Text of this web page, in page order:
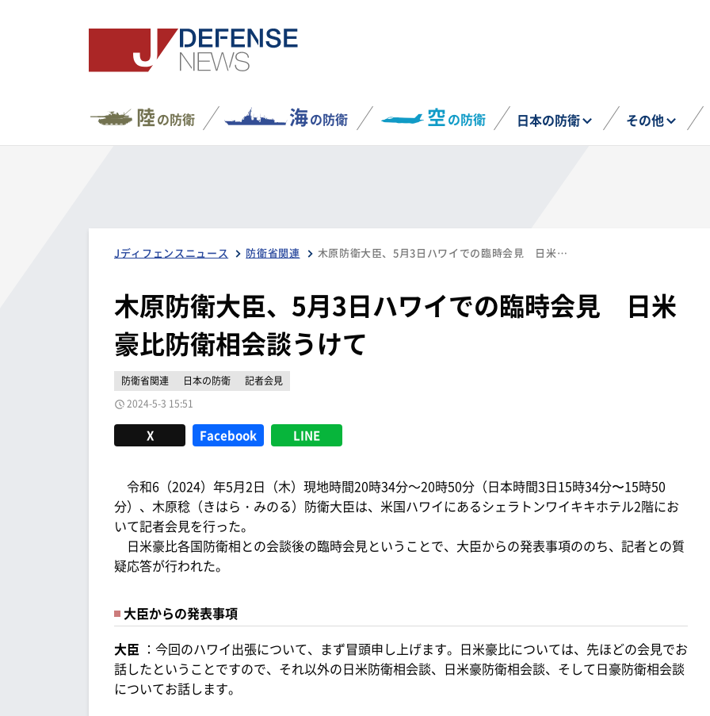
陸の防衛 海の防衛 空の防衛 日本の防衛 その他
Jディフェンスニュース 防衛省関連 木原防衛大臣、5月3日ハワイでの臨時会見 日米豪比防衛相会談うけて
木原防衛大臣、5月3日ハワイでの臨時会見 日米
豪比防衛相会談うけて
防衛省関連 日本の防衛
記者会見
2024-5-3 15:51
X Facebook LINE
令和6（2024）年5月2日（木）現地時間20時34分～20時50分（日本時間3日15時34分〜15時50
分）、木原稔（きはら・みのる）防衛大臣は、米国ハワイにあるシェラトンワイキキホテル2階にお
いて記者会見を行った。
日米豪比各国防衛相との会談後の臨時会見ということで、大臣からの発表事項ののち、記者との質
疑応答が行われた。
大臣からの発表事項
大臣 ：今回のハワイ出張について、まず冒頭申し上げます。日米豪比については、先ほどの会見でお
話したということですので、それ以外の日米防衛相会談、日米豪防衛相会談、そして日豪防衛相会談
についてお話します。